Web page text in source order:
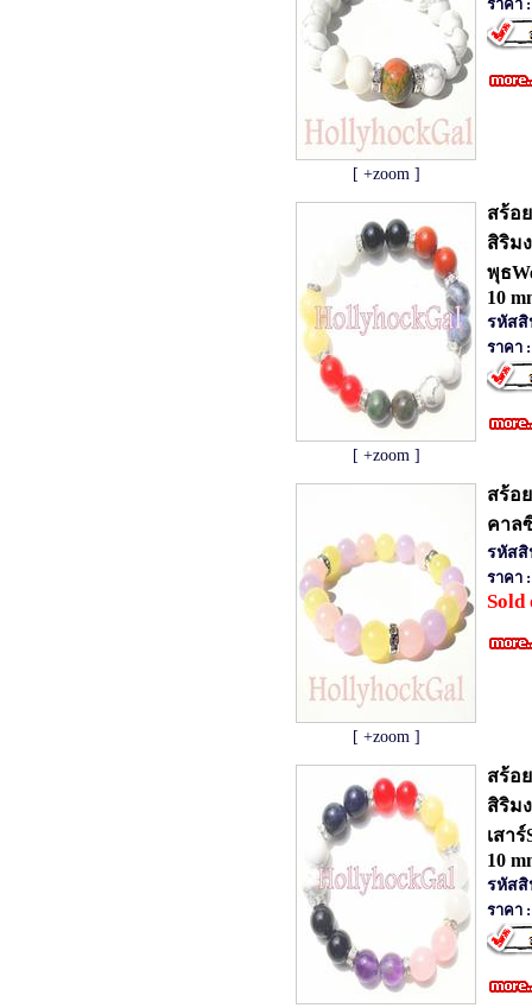
[ +zoom ]
ราคา
[ +zoom ]
สร้อ
สิริม
พุธ
10
รหัสสิ
ราคา
[ +zoom ]
สร้อ
คาล
รหัสสิ
ราคา
Sold
สร้อ
สิริม
เสา
10
รหัสสิ
ราคา